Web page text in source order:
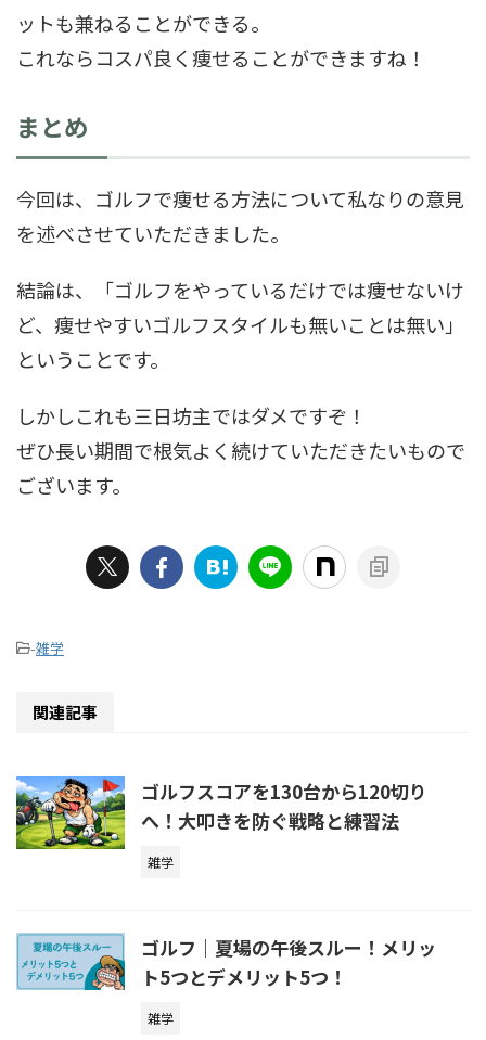
ットも兼ねることができる。
これならコスパ良く痩せることができますね！
まとめ
今回は、ゴルフで痩せる方法について私なりの意見
を述べさせていただきました。
結論は、「ゴルフをやっているだけでは痩せないけ
ど、痩せやすいゴルフスタイルも無いことは無い」
ということです。
しかしこれも三日坊主ではダメですぞ！
ぜひ長い期間で根気よく続けていただきたいもので
ございます。
-雑学
関連記事
ゴルフスコアを130台から120切り
へ！大叩きを防ぐ戦略と練習法
雑学
ゴルフ｜夏場の午後スルー！メリッ
ト5つとデメリット5つ！
雑学